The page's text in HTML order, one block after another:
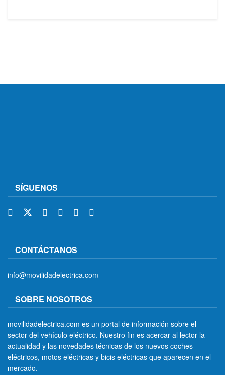
SÍGUENOS
CONTÁCTANOS
info@movilidadelectrica.com
SOBRE NOSOTROS
movilidadelectrica.com es un portal de información sobre el
sector del vehículo eléctrico. Nuestro fin es acercar al lector la
actualidad y las novedades técnicas de los nuevos coches
eléctricos, motos eléctricas y bicis eléctricas que aparecen en el
mercado.